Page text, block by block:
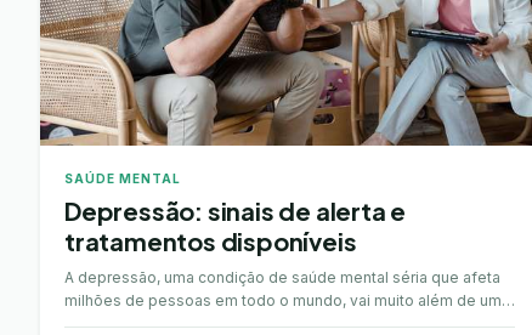
SAÚDE MENTAL
Depressão: sinais de alerta e
tratamentos disponíveis
A depressão, uma condição de saúde mental séria que afeta
milhões de pessoas em todo o mundo, vai muito além de uma
simples tristeza passageira. Caracteriz…